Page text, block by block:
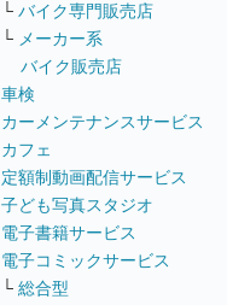
└ バイク専門販売店
└ メーカー系
バイク販売店
車検
カーメンテナンスサービス
カフェ
定額制動画配信サービス
子ども写真スタジオ
電子書籍サービス
電子コミックサービス
└ 総合型